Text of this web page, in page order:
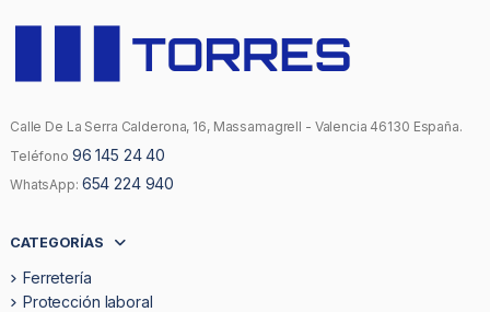
Calle De La Serra Calderona, 16, Massamagrell - Valencia 46130 España.
Teléfono 96 145 24 40
WhatsApp: 654 224 940
CATEGORÍAS
Ferretería
Protección laboral